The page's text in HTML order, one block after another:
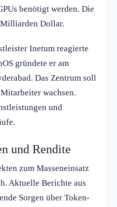
benötigt werden. Die
Dollar.
Inetum reagierte
gründete er am
Das Zentrum soll
wachsen.
und
und Rendite
zum Masseneinsatz
Aktuelle Berichte aus
Sorgen über Token-